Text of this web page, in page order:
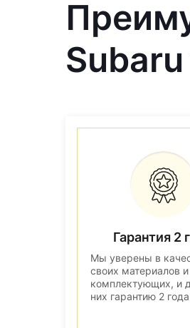
Гарантия 2
Мы уверены в
своих материалов и
комплектующих, и
них гарантию 2